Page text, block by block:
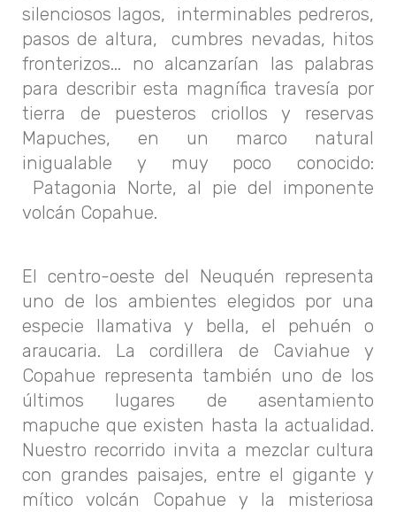
silenciosos lagos, interminables pedreros,
pasos de altura, cumbres nevadas, hitos
fronterizos... no alcanzarían las palabras
para describir esta magnífica travesía por
tierra de puesteros criollos y reservas
Mapuches, en un marco natural
inigualable y muy poco conocido:
Patagonia Norte, al pie del imponente
volcán Copahue.
El centro-oeste del Neuquén representa
uno de los ambientes elegidos por una
especie llamativa y bella, el pehuén o
araucaria. La cordillera de Caviahue y
Copahue representa también uno de los
últimos lugares de asentamiento
mapuche que existen hasta la actualidad.
Nuestro recorrido invita a mezclar cultura
con grandes paisajes, entre el gigante y
mítico volcán Copahue y la misteriosa